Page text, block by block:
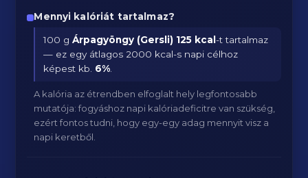
Mennyi kalóriát tartalmaz?
100 gÁrpagyöngy (Gersli) 125 kcal-t tartalmaz
— ez egy átlagos 2000 kcal-s napi célhoz
képest kb. 6%
A kalória az étrendben elfoglalt hely legfontosabb
mutatója: fogyáshoz napi kalóriadeficitre van szükség,
ezért fontos tudni, hogy egy-egy adag mennyit visz a
napi keretből.